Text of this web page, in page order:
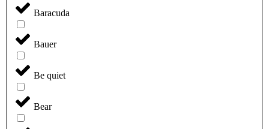
Baracuda
Bauer
Be quiet
Bear